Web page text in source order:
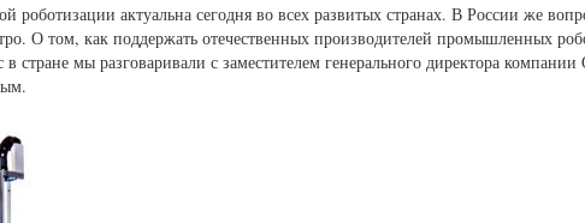
роботизации актуальна сегодня во всех развитых странах. В России же
О том, как поддержать отечественных производителей промышленных
в стране мы разговаривали с заместителем генерального директора